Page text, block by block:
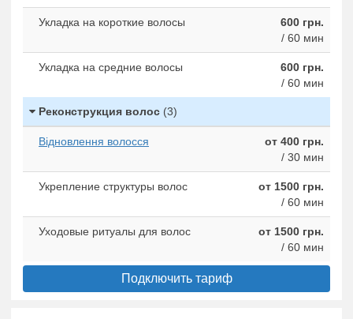
Укладка на короткие волосы
600 грн.
/ 60 мин
Укладка на средние волосы
600 грн.
/ 60 мин
Реконструкция волос (3)
Відновлення волосся
от 400 грн.
/ 30 мин
Укрепление структуры волос
от 1500 грн.
/ 60 мин
Уходовые ритуалы для волос
от 1500 грн.
/ 60 мин
Подключить тариф